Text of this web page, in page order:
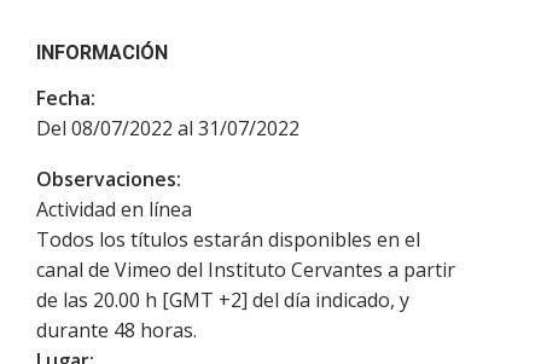
INFORMACIÓN
Fecha:
Del 08/07/2022 al 31/07/2022
Observaciones:
Actividad en línea
Todos los títulos estarán disponibles en el
canal de Vimeo del Instituto Cervantes a partir
de las 20.00 h [GMT +2] del día indicado, y
durante 48 horas.